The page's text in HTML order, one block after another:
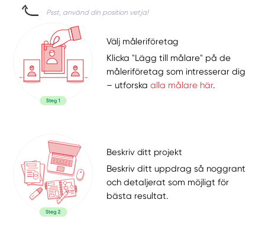
Psst, använd din position vetja!
Välj måleriföretag
Klicka "Lägg till målare" på de
måleriföretag som intresserar dig
– utforskaalla målare här.
Beskriv ditt projekt
Beskriv ditt uppdrag så noggrant
och detaljerat som möjligt för
bästa resultat.